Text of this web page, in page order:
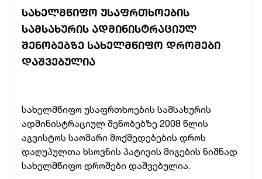
ᲡᲐᲮᲔᲚᲛᲬᲘᲤᲝ ᲣᲡᲐᲤᲠᲗᲮᲝᲔᲑᲘᲡ
ᲡᲐᲛᲡᲐᲮᲣᲠᲘᲡ ᲐᲓᲛᲘᲜᲘᲡᲢᲠᲐᲪᲘᲣᲚ
ᲨᲔᲜᲝᲑᲔᲑᲖᲔ ᲡᲐᲮᲔᲚᲛᲬᲘᲤᲝ ᲓᲠᲝᲨᲔᲑᲘ
ᲓᲐᲨᲕᲔᲑᲣᲚᲘᲐ
სახელმწიფო უსაფრთხოების სამსახურის
ადმინისტრაციულ შენობებზე 2008 წლის
აგვისტოს საომარი მოქმედებების დროს
დაღუპულთა ხსოვნის პატივის მიგების ნიშნად
სახელმწიფო დროშები დაშვებულია.